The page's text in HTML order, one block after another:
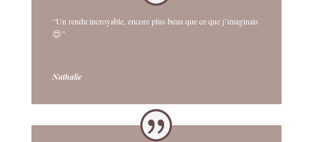
“Un rendu incroyable, encore plus beau que ce que j’imaginais
😍”
Nathalie